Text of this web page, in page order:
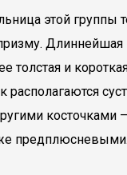
этой группы
Длиннейшая
толстая и
предплюсневыми.